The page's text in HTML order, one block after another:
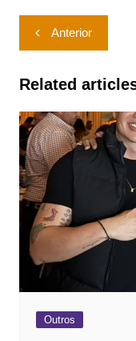
Navegação
de
Post
Anterior
Related
Outros